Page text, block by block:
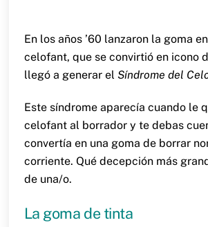
En los años ’60 lanzaron la goma
celofant, que se convirtió en icono
llegó a generar el Síndrome del
Este síndrome aparecía cuando le
celofant al borrador y te debas
convertía en una goma de borrar
corriente. Qué decepción más
de una/o.
La goma de tinta